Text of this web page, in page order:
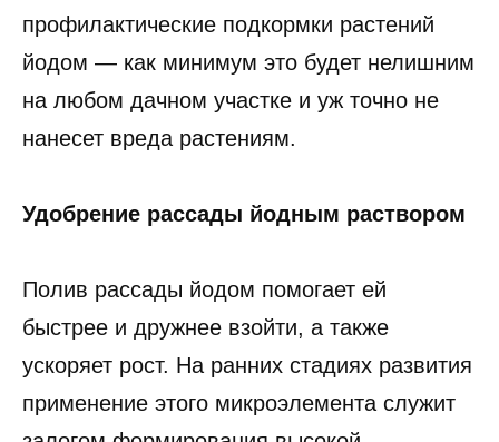
профилактические подкормки растений
йодом — как минимум это будет нелишним
на любом дачном участке и уж точно не
нанесет вреда растениям.
Удобрение рассады йодным раствором
Полив рассады йодом помогает ей
быстрее и дружнее взойти, а также
ускоряет рост. На ранних стадиях развития
применение этого микроэлемента служит